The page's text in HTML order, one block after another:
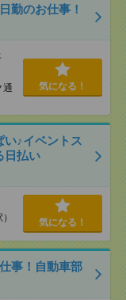
勤のお仕事！
通
気になる！
い♪イベントス
日払い
気になる！
事！自動車部